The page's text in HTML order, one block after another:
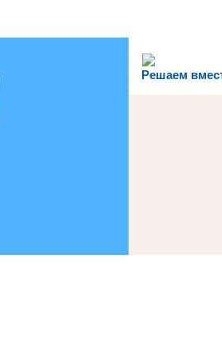
Решаем